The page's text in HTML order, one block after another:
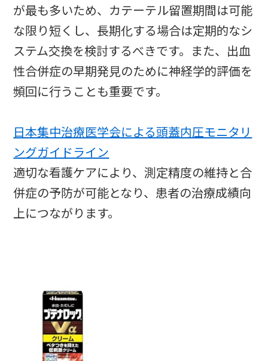
が最も多いため、カテーテル留置期間は可能
な限り短くし、長期化する場合は定期的なシ
ステム交換を検討するべきです。また、出血
性合併症の早期発見のために神経学的評価を
頻回に行うことも重要です。
日本集中治療医学会による頭蓋内圧モニタリ
ングガイドライン
適切な看護ケアにより、測定精度の維持と合
併症の予防が可能となり、患者の治療成績向
上につながります。